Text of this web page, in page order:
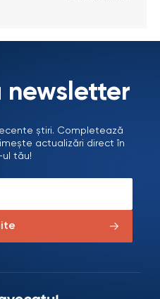
newsletter
știri. Completează
actualizări direct în
ul tău!